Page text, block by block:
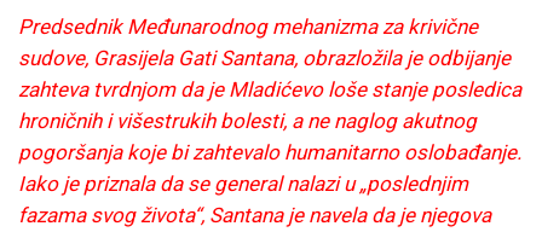
Predsednik Međunarodnog mehanizma za krivične
sudove, Grasijela Gati Santana, obrazložila je odbijanje
zahteva tvrdnjom da je Mladićevo loše stanje posledica
hroničnih i višestrukih bolesti, a ne naglog akutnog
pogoršanja koje bi zahtevalo humanitarno oslobađanje.
Iako je priznala da se general nalazi u „poslednjim
fazama svog života“, Santana je navela da je njegova